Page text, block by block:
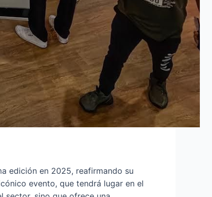
edición en 2025, reafirmando su
evento, que tendrá lugar en el